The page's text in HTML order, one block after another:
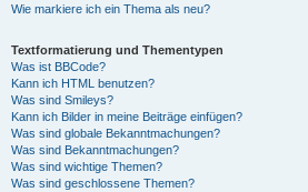
Wie markiere ich ein Thema als neu?
Textformatierung und Thementypen
Was ist BBCode?
Kann ich HTML benutzen?
Was sind Smileys?
Kann ich Bilder in meine Beiträge einfügen?
Was sind globale Bekanntmachungen?
Was sind Bekanntmachungen?
Was sind wichtige Themen?
Was sind geschlossene Themen?